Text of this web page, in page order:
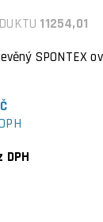
11254,01
SPONTEX
DPH